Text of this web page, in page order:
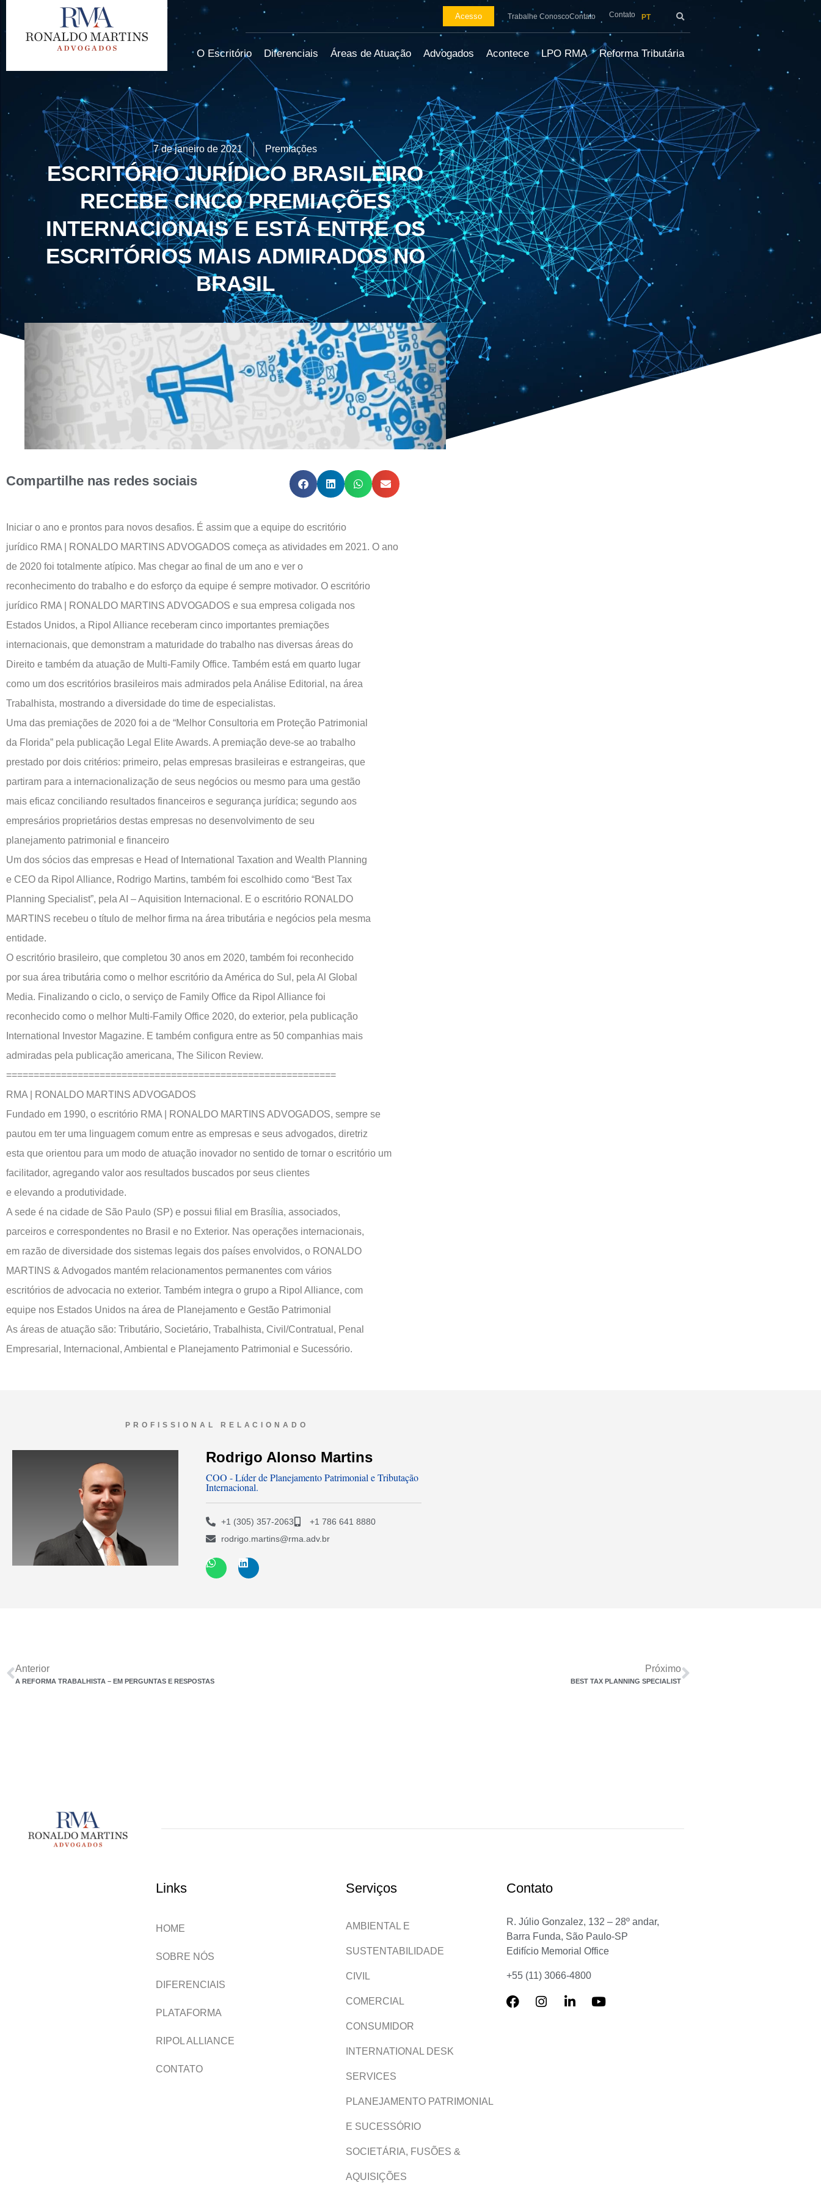
Acesso Trabalhe ConoscoContato Contato PT
O Escritório Diferenciais Áreas de Atuação Advogados Acontece LPO RMA Reforma Tributária
7 de janeiro de 2021 Premiações
ESCRITÓRIO JURÍDICO BRASILEIRO
RECEBE CINCO PREMIAÇÕES
INTERNACIONAIS E ESTÁ ENTRE OS
ESCRITÓRIOS MAIS ADMIRADOS NO
BRASIL
Compartilhe nas redes sociais
Iniciar o ano e prontos para novos desafios. É assim que a equipe do escritório
jurídico RMA | RONALDO MARTINS ADVOGADOS começa as atividades em 2021. O ano
de 2020 foi totalmente atípico. Mas chegar ao final de um ano e ver o
reconhecimento do trabalho e do esforço da equipe é sempre motivador. O escritório
jurídico RMA | RONALDO MARTINS ADVOGADOS e sua empresa coligada nos
Estados Unidos, a Ripol Alliance receberam cinco importantes premiações
internacionais, que demonstram a maturidade do trabalho nas diversas áreas do
Direito e também da atuação de Multi-Family Office. Também está em quarto lugar
como um dos escritórios brasileiros mais admirados pela Análise Editorial, na área
Trabalhista, mostrando a diversidade do time de especialistas.
Uma das premiações de 2020 foi a de “Melhor Consultoria em Proteção Patrimonial
da Florida” pela publicação Legal Elite Awards. A premiação deve-se ao trabalho
prestado por dois critérios: primeiro, pelas empresas brasileiras e estrangeiras, que
partiram para a internacionalização de seus negócios ou mesmo para uma gestão
mais eficaz conciliando resultados financeiros e segurança jurídica; segundo aos
empresários proprietários destas empresas no desenvolvimento de seu
planejamento patrimonial e financeiro
Um dos sócios das empresas e Head of International Taxation and Wealth Planning
e CEO da Ripol Alliance, Rodrigo Martins, também foi escolhido como “Best Tax
Planning Specialist”, pela AI – Aquisition Internacional. E o escritório RONALDO
MARTINS recebeu o título de melhor firma na área tributária e negócios pela mesma
entidade.
O escritório brasileiro, que completou 30 anos em 2020, também foi reconhecido
por sua área tributária como o melhor escritório da América do Sul, pela Al Global
Media. Finalizando o ciclo, o serviço de Family Office da Ripol Alliance foi
reconhecido como o melhor Multi-Family Office 2020, do exterior, pela publicação
International Investor Magazine. E também configura entre as 50 companhias mais
admiradas pela publicação americana, The Silicon Review.
============================================================
RMA | RONALDO MARTINS ADVOGADOS
Fundado em 1990, o escritório RMA | RONALDO MARTINS ADVOGADOS, sempre se
pautou em ter uma linguagem comum entre as empresas e seus advogados, diretriz
esta que orientou para um modo de atuação inovador no sentido de tornar o escritório um
facilitador, agregando valor aos resultados buscados por seus clientes
e elevando a produtividade.
A sede é na cidade de São Paulo (SP) e possui filial em Brasília, associados,
parceiros e correspondentes no Brasil e no Exterior. Nas operações internacionais,
em razão de diversidade dos sistemas legais dos países envolvidos, o RONALDO
MARTINS & Advogados mantém relacionamentos permanentes com vários
escritórios de advocacia no exterior. Também integra o grupo a Ripol Alliance, com
equipe nos Estados Unidos na área de Planejamento e Gestão Patrimonial
As áreas de atuação são: Tributário, Societário, Trabalhista, Civil/Contratual, Penal
Empresarial, Internacional, Ambiental e Planejamento Patrimonial e Sucessório.
PROFISSIONAL RELACIONADO
Rodrigo Alonso Martins
COO - Líder de Planejamento Patrimonial e Tributação
Internacional.
+1 (305) 357-2063
+1 786 641 8880
rodrigo.martins@rma.adv.br
Anterior
A REFORMA TRABALHISTA – EM PERGUNTAS E RESPOSTAS
Próximo
BEST TAX PLANNING SPECIALIST
Links
HOME
SOBRE NÓS
DIFERENCIAIS
PLATAFORMA
RIPOL ALLIANCE
CONTATO
Serviços
AMBIENTAL E
SUSTENTABILIDADE
CIVIL
COMERCIAL
CONSUMIDOR
INTERNATIONAL DESK
SERVICES
PLANEJAMENTO PATRIMONIAL
E SUCESSÓRIO
SOCIETÁRIA, FUSÕES &
AQUISIÇÕES
Contato
R. Júlio Gonzalez, 132 – 28º andar,
Barra Funda, São Paulo-SP
Edifício Memorial Office
+55 (11) 3066-4800